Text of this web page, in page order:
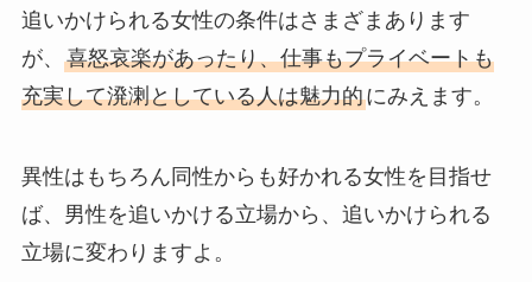
追いかけられる女性の条件はさまざまあります
が、 喜怒哀楽があったり、仕事もプライベートも
充実して溌溂としている人は魅力的にみえます。
異性はもちろん同性からも好かれる女性を目指せ
ば、男性を追いかける立場から、追いかけられる
立場に変わりますよ。